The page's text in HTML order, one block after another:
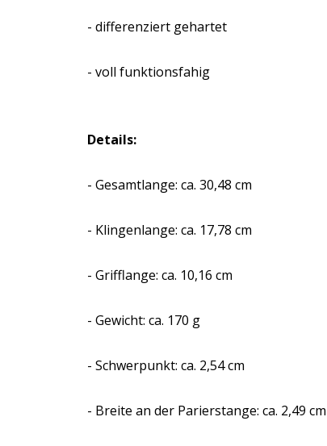
- differenziert gehartet
- voll funktionsfahig
Details:
- Gesamtlange: ca. 30,48 cm
- Klingenlange: ca. 17,78 cm
- Grifflange: ca. 10,16 cm
- Gewicht: ca. 170 g
- Schwerpunkt: ca. 2,54 cm
- Breite an der Parierstange: ca. 2,49 cm